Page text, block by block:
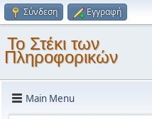
Σύνδεση Εγγραφή
Το Στέκι των
Πληροφορικών
Main Menu